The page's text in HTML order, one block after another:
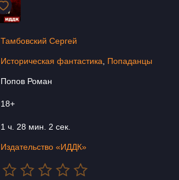
Тамбовский Сергей
Историческая фантастика Попаданцы
Попов Роман
18+
1 ч. 28 мин. 2 сек.
Издательство «ИДДК»